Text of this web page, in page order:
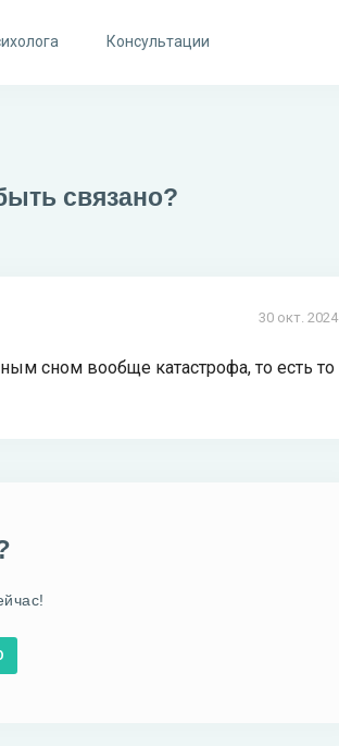
Консультации
связано?
30 окт. 2024
сном вообще катастрофа, то есть то